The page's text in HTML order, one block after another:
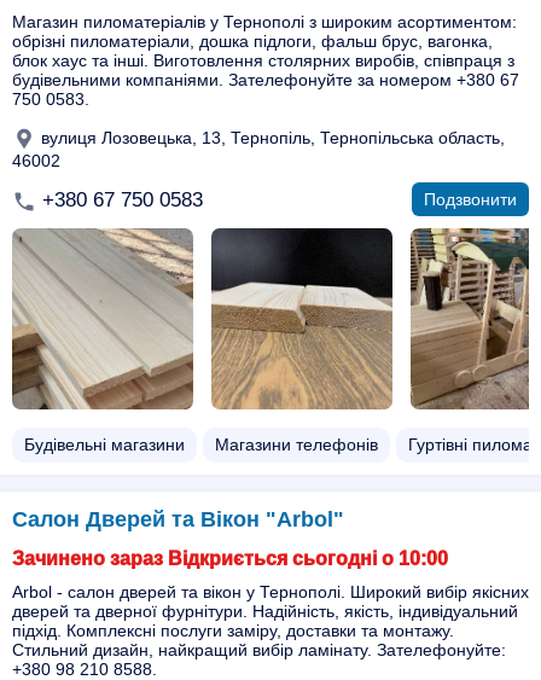
Магазин пиломатеріалів у Тернополі з широким асортиментом:
обрізні пиломатеріали, дошка підлоги, фальш брус, вагонка,
блок хаус та інші. Виготовлення столярних виробів, співпраця з
будівельними компаніями. Зателефонуйте за номером +380 67
750 0583.
вулиця Лозовецька, 13, Тернопіль, Тернопільська область,
46002
+380 67 750 0583 Подзвонити
Будівельні магазини Магазини телефонів Гуртівні
Салон Дверей та Вікон "Arbol"
Зачинено зараз Відкриється сьогодні о 10:00
Arbol - салон дверей та вікон у Тернополі. Широкий вибір якісних
дверей та дверної фурнітури. Надійність, якість, індивідуальний
підхід. Комплексні послуги заміру, доставки та монтажу.
Стильний дизайн, найкращий вибір ламінату. Зателефонуйте:
+380 98 210 8588.